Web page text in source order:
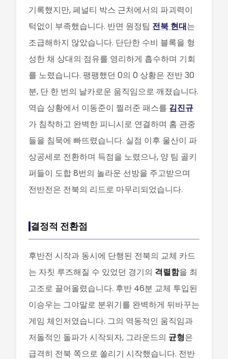
기록했지만, 페널티 박스 근처에서의 파괴력이
턱없이 부족했습니다. 반면 원정팀 전북 현대는
조급해하지 않았습니다. 단단한 수비 블록을 형
성한 채 상대의 점유를 영리하게 흡수하며 기회
를 노렸습니다. 팽팽했던 0의 0 상황은 전반 30
분, 단 한 번의 날카로운 움직임으로 깨졌습니다.
역습 상황에서 이동준이 찔러준 패스를 김진규
가 침착하고 완벽한 피니시로 연결하며 홈 관중
들을 침묵에 빠뜨렸습니다. 실점 이후 울산이 파
상공세로 전환하며 득점을 노렸으나, 양 팀 골키
퍼들이 도합 8번의 놀라운 선방을 주고받으며
전반전은 전북의 리드로 마무리되었습니다.
결정적 전환점
후반전 시작과 동시에 단행된 전북의 교체 카드
는 자칫 루즈해질 수 있었던 경기의 격렬함을 최
고조로 끌어올렸습니다. 후반 46분 교체 투입된
이승우는 그야말로 분위기를 완벽하게 뒤바꾸는
게임 체인저였습니다. 그의 역동적인 움직임과
저돌적인 돌파가 시작되자, 그라운드의 균형은
급격히 전북 쪽으로 쏠리기 시작했습니다. 전반